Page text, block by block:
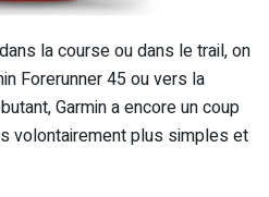
la course ou dans le trail, on
Forerunner 45 ou vers la
Garmin a encore un coup
volontairement plus simples et